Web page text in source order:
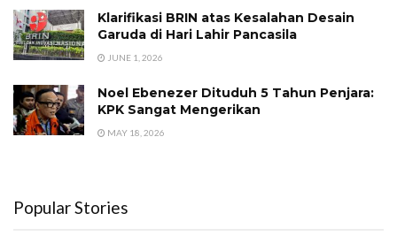
Klarifikasi BRIN atas Kesalahan Desain
Garuda di Hari Lahir Pancasila
JUNE 1, 2026
Noel Ebenezer Dituduh 5 Tahun Penjara:
KPK Sangat Mengerikan
MAY 18, 2026
Popular Stories